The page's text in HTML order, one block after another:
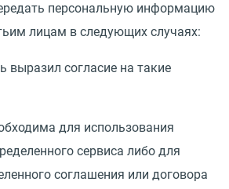
персональную информацию
лицам в следующих случаях:
выразил согласие на такие
для использования
сервиса либо для
соглашения или договора